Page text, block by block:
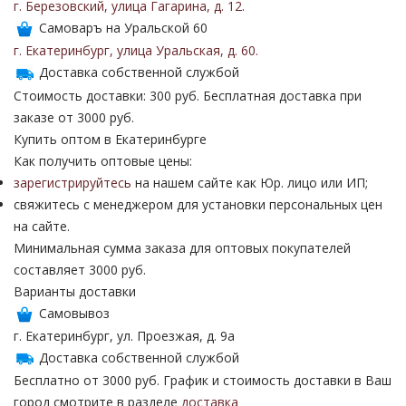
г. Березовский, улица Гагарина, д. 12.
Самоваръ на Уральской 60
г. Екатеринбург, улица Уральская, д. 60.
Доставка собственной службой
Стоимость доставки: 300 руб. Бесплатная доставка при
заказе от 3000 руб.
Купить оптом в Екатеринбурге
Как получить оптовые цены:
зарегистрируйтесь на нашем сайте как Юр. лицо или ИП;
свяжитесь с менеджером для установки персональных цен
на сайте.
Минимальная сумма заказа для оптовых покупателей
составляет 3000 руб.
Варианты доставки
Самовывоз
г. Екатеринбург, ул. Проезжая, д. 9а
Доставка собственной службой
Бесплатно от 3000 руб. График и стоимость доставки в Ваш
город смотрите в разделе доставка